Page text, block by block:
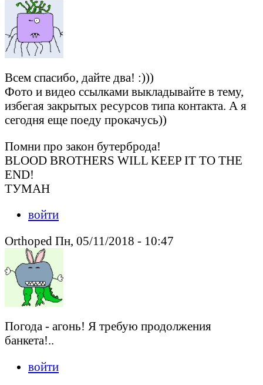
Всем спасибо, дайте два! :)))
Фото и видео ссылками выкладывайте в тему,
избегая закрытых ресурсов типа контакта. А я
сегодня еще поеду прокачусь))
Помни про закон бутерброда!
BLOOD BROTHERS WILL KEEP IT TO THE
END!
ТУМАН
войти
Orthoped Пн, 05/11/2018 - 10:47
Погода - агонь! Я требую продолжения
банкета!..
войти